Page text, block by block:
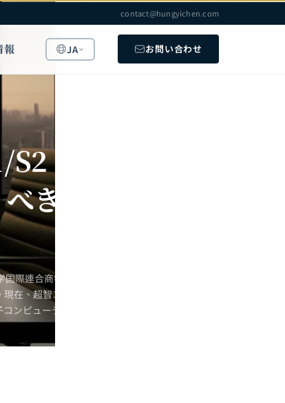
contact@hungyichen.com
報 JA お問い合わせ
S2
き
際連合商学院
在、超智コン
ンピューティ